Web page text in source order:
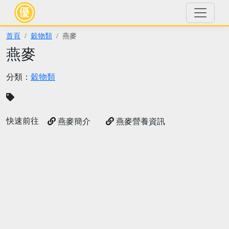
首頁 穀物類 燕麥
燕麥
分類： 穀物類
快速前往 燕麥簡介 燕麥營養資訊